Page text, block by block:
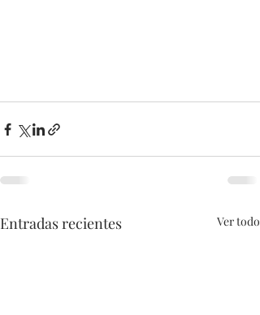
Entradas recientes Ver todo